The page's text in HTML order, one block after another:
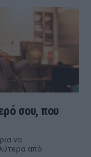
σου, που
να
από